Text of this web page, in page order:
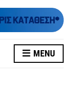
MENU